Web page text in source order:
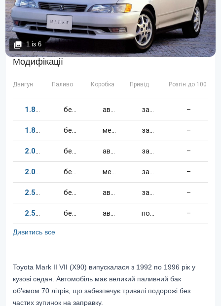
1 із 6
Модифікації
Двигун Паливо Коробка Привід Розгін до 100 км/
1.8120 бензин автомат задній –
1.8120 бензин механіка задній –
2.0135 бензин автомат задній –
2.0135 бензин механіка задній –
2.5280 бензин автомат задній –
2.5180 бензин автомат повний –
Дивитись все
Toyota Mark II VII (X90) випускалася з 1992 по 1996 рік у
кузові седан. Автомобіль має великий паливний бак
об'ємом 70 літрів, що забезпечує тривалі подорожі без
частих зупинок на заправку.